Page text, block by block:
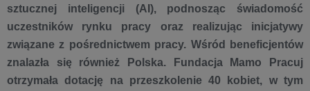
sztucznej inteligencji (AI), podnosząc świadomość
uczestników rynku pracy oraz realizując inicjatywy
związane z pośrednictwem pracy. Wśród beneficjentów
znalazła się również Polska. Fundacja Mamo Pracuj
otrzymała dotację na przeszkolenie 40 kobiet, w tym